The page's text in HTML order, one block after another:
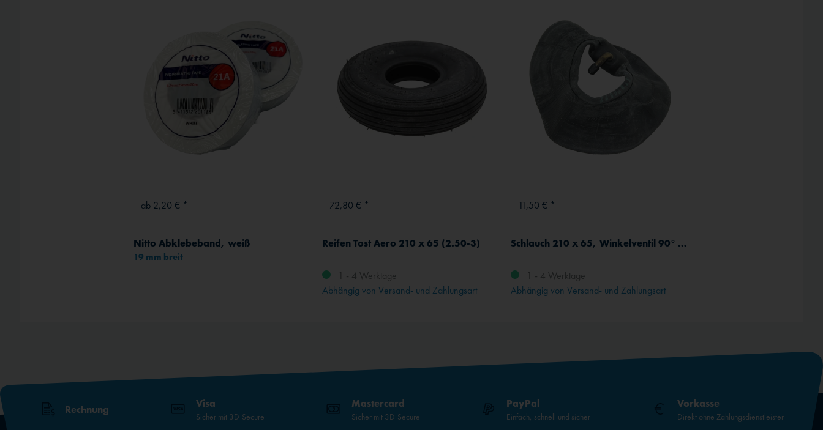
ab 2,20 € *
Nitto Abklebeband, weiß
19 mm breit
72,80 € *
Reifen Tost Aero 210 x 65 (2.50-3)
1 - 4 Werktage
Abhängig von Versand- und Zahlungsart
11,50 € *
Schlauch 210 x 65, Winkelventil 90° 90°
1 - 4 Werktage
Abhängig von Versand- und Zahlungsart
Rechnung Visa
Sicher mit 3D-Secure
Mastercard
Sicher mit 3D-Secure
PayPal
Einfach, schnell und sicher
Vorkasse
Direkt ohne Zahlungsdienstleister